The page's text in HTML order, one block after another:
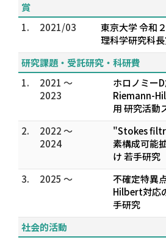
賞
1.
2021/03
東京大学 令和
理科学研究科長
研究課題・受託研究・科研費
1.
2021 ～
2023
ホロノミー
Riemann-
用 研究活動
2.
2022 ～
2024
"Stokes
素構成可能
け 若手研究
3.
2025 ～
不確定特異
Hilbert対応
手研究
社会的活動